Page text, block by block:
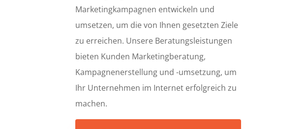
Marketingkampagnen entwickeln und
umsetzen, um die von Ihnen gesetzten Ziele
zu erreichen. Unsere Beratungsleistungen
bieten Kunden Marketingberatung,
Kampagnenerstellung und -umsetzung, um
Ihr Unternehmen im Internet erfolgreich zu
machen.